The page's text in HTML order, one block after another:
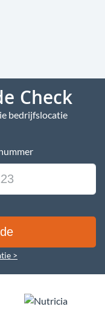
Check
bedrijfslocatie
>